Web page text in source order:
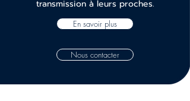
transmission à leurs proches.
En savoir plus
Nous contacter